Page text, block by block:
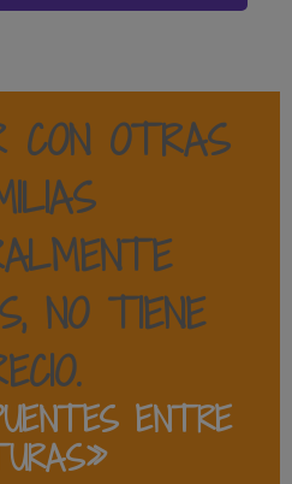
CON OTRAS
, NO TIENE
ENTRE